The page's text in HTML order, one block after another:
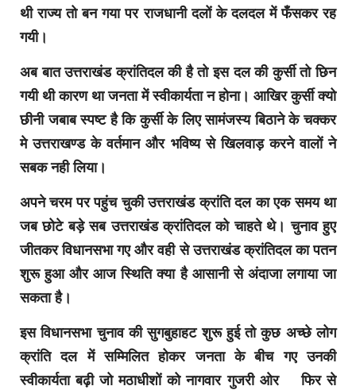
थी राज्य तो बन गया पर राजधानी दलों के दलदल में फँसकर रह
गयी।
अब बात उत्तराखंड क्रांतिदल की है तो इस दल की कुर्सी तो छिन
गयी थी कारण था जनता में स्वीकार्यता न होना। आखिर कुर्सी क्यो
छीनी जबाब स्पष्ट है कि कुर्सी के लिए सामंजस्य बिठाने के चक्कर
मे उत्तराखण्ड के वर्तमान और भविष्य से खिलवाड़ करने वालों ने
सबक नही लिया।
अपने चरम पर पहुंच चुकी उत्तराखंड क्रांति दल का एक समय था
जब छोटे बड़े सब उत्तराखंड क्रांतिदल को चाहते थे। चुनाव हुए
जीतकर विधानसभा गए और वही से उत्तराखंड क्रांतिदल का पतन
शुरू हुआ और आज स्थिति क्या है आसानी से अंदाजा लगाया जा
सकता है।
इस विधानसभा चुनाव की सुगबुहाहट शुरू हुई तो कुछ अच्छे लोग
क्रांति दल में सम्मिलित होकर जनता के बीच गए उनकी
स्वीकार्यता बढ़ी जो मठाधीशों को नागवार गुजरी ओर फिर से